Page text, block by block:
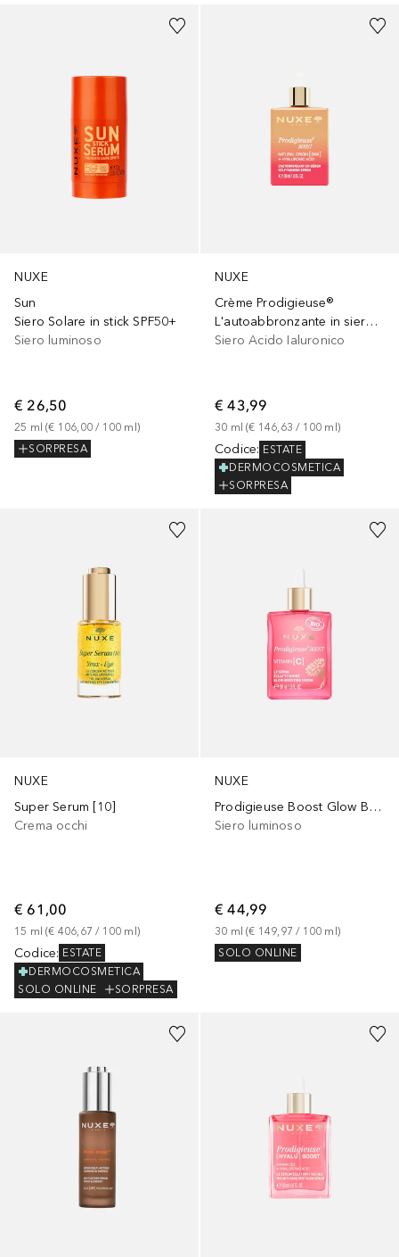
NUXE
Sun
Siero Solare in stick SPF50+
Siero luminoso
€ 26,50
25 ml (€ 106,00 / 100 ml )
SORPRESA
NUXE
Crème Prodigieuse®
L'autoabbronzante in siero BOOST
Siero Acido Ialuronico
€ 43,99
30 ml (€ 146,63 / 100 ml )
Codice: ESTATE
DERMOCOSMETICA
SORPRESA
NUXE
Super Serum [10]
Crema occhi
€ 61,00
15 ml (€ 406,67 / 100 ml )
Codice: ESTATE
DERMOCOSMETICA
SOLO ONLINE
SORPRESA
NUXE
Prodigieuse Boost Glow Boosting Serum
Siero luminoso
€ 44,99
30 ml (€ 149,97 / 100 ml )
SOLO ONLINE